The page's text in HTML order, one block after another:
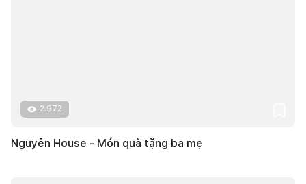
2.972
Nguyên House - Món quà tặng ba mẹ